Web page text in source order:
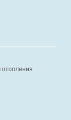
отопления